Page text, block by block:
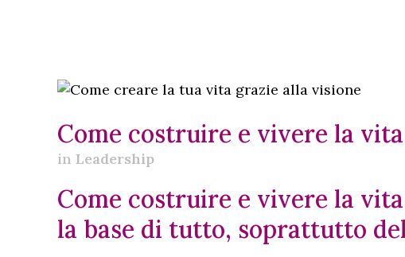
Come costruire e vivere la
in Leadership
Come costruire e vivere la
la base di tutto, soprattutto